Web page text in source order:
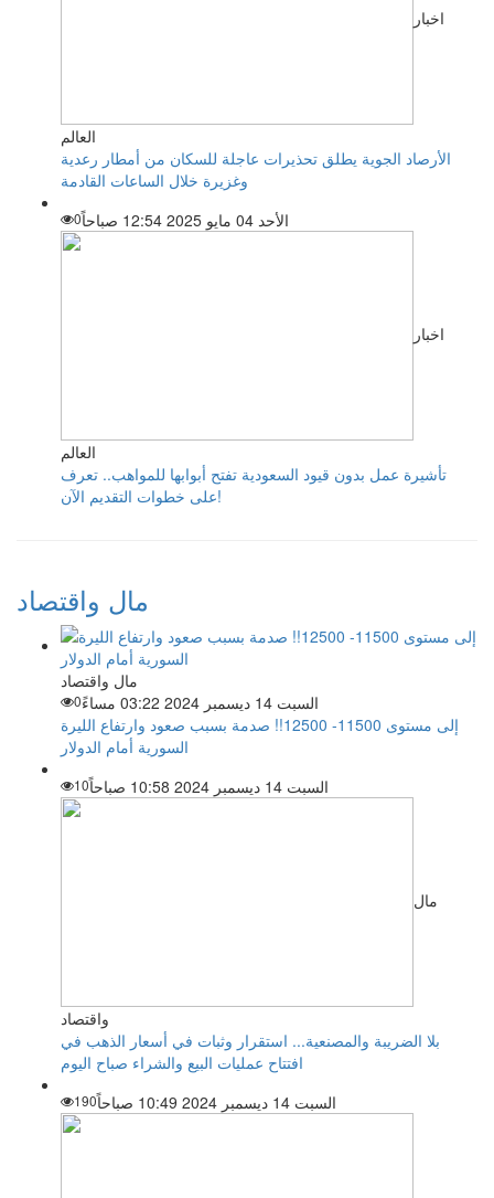
اخبار
العالم
الأرصاد الجوية يطلق تحذيرات عاجلة للسكان من أمطار رعدية
وغزيرة خلال الساعات القادمة
الأحد 04 مايو 2025 12:54 صباحاً
0
اخبار
العالم
تأشيرة عمل بدون قيود السعودية تفتح أبوابها للمواهب.. تعرف
على خطوات التقديم الآن!
مال واقتصاد
مال واقتصاد
السبت 14 ديسمبر 2024 03:22 مساءً
0
إلى مستوى 11500- 12500!! صدمة بسبب صعود وارتفاع الليرة
السورية أمام الدولار
السبت 14 ديسمبر 2024 10:58 صباحاً
10
مال
واقتصاد
بلا الضريبة والمصنعية... استقرار وثبات في أسعار الذهب في
افتتاح عمليات البيع والشراء صباح اليوم
السبت 14 ديسمبر 2024 10:49 صباحاً
190